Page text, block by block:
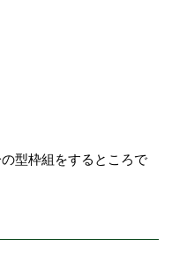
型枠組をするところで